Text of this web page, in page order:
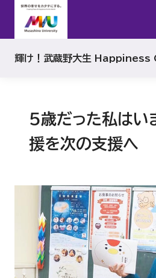
5歳だった私は
援を次の支援へ
輝け！武蔵野大生